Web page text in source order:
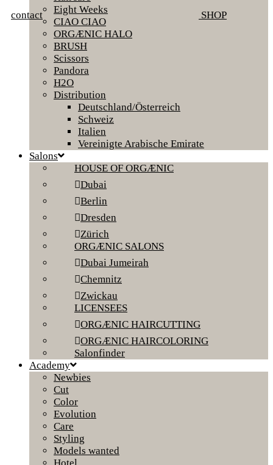
contact SHOP
Eight Weeks
CIAO CIAO
ORGÆNIC HALO
BRUSH
Scissors
Pandora
H2O
Distribution
Deutschland/Österreich
Schweiz
Italien
Vereinigte Arabische Emirate
Salons
HOUSE OF ORGÆNIC
Dubai
Berlin
Dresden
Zürich
ORGÆNIC SALONS
Dubai Jumeirah
Chemnitz
Zwickau
LICENSEES
ORGÆNIC HAIRCUTTING
ORGÆNIC HAIRCOLORING
Salonfinder
Academy
Newbies
Cut
Color
Evolution
Care
Styling
Models wanted